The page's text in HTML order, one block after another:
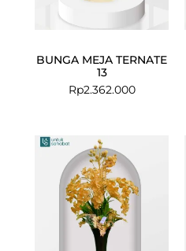
BUNGA MEJA TERNATE
13
Rp2.362.000